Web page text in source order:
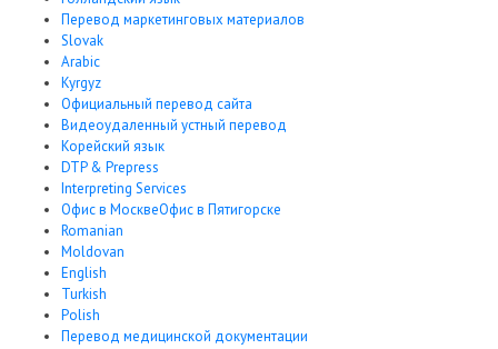
Перевод маркетинговых материалов
Slovak
Arabic
Kyrgyz
Официальный перевод сайта
Видеоудаленный устный перевод
Корейский язык
DTP & Prepress
Interpreting Services
Офис в МосквеОфис в Пятигорске
Romanian
Moldovan
English
Turkish
Polish
Перевод медицинской документации